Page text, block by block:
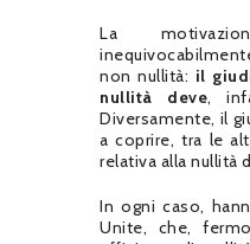
La
non nullità: il
nullità deve,
Diversamente, il
a coprire, tra le
relativa alla nullità
In ogni caso,
Unite, che,